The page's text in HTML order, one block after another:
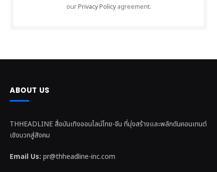
ourPrivacy Policyagreement.
ABOUT US
THHEADLINE สื่อบันเทิงออนไลน์ไทย-จีน ที่มุ่งสร้างและพลักดันคอนเทนต์
เชิงบวกสู่สังคม
Email Us: pr@thheadline-inc.com